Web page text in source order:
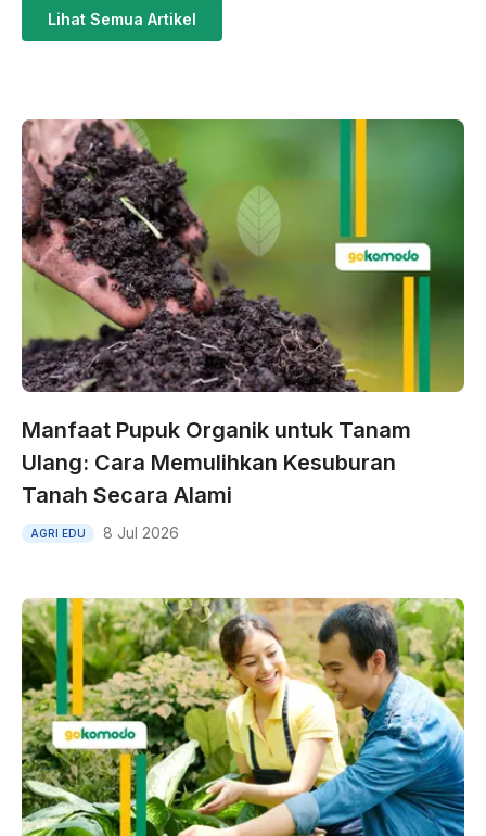
Lihat Semua Artikel
Manfaat Pupuk Organik untuk Tanam
Ulang: Cara Memulihkan Kesuburan
Tanah Secara Alami
AGRI EDU 8 Jul 2026